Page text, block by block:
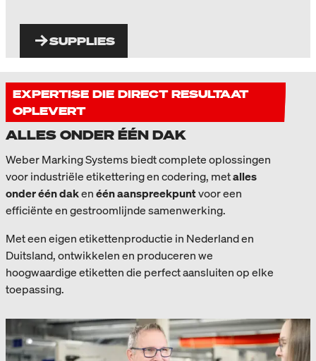
SUPPLIES
EXPERTISE DIE DIRECT RESULTAAT
OPLEVERT
ALLES ONDER ÉÉN DAK
Weber Marking Systems biedt complete oplossingen
voor industriële etikettering en codering, metalles
onder één dakenéén aanspreekpuntvoor een
efficiënte en gestroomlijnde samenwerking.
Met een eigen etikettenproductie in Nederland en
Duitsland, ontwikkelen en produceren we
hoogwaardige etiketten die perfect aansluiten op elke
toepassing.